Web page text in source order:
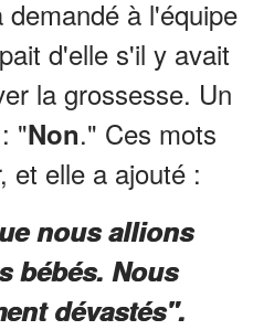
à l'équipe
d'elle s'il y avait
la grossesse. Un
: "Non." Ces mots
elle a ajouté :
nous allions
bébés. Nous
dévastés".